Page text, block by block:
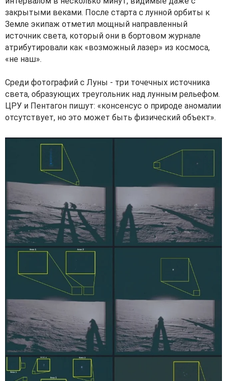
и
закрытыми веками. После старта с лунной орбиты к
Земле экипаж отметил мощный направленный
источник света, который они в бортовом журнале
атрибутировали как «возможный лазер» из космоса,
«не наш».
Среди фотографий с Луны - три точечных источника
света, образующих треугольник над лунным рельефом.
ЦРУ и Пентагон пишут: «консенсус о природе аномалии
отсутствует, но это может быть физический объект».